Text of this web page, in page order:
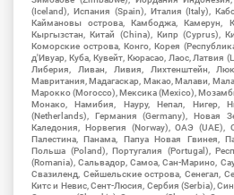
(Iceland), Испания (Spain), Италия (Italy),
Каймановы острова, Камбоджа, Камерун,
Кыргызстан, Китай (China), Кипр (Cyprus),
Коморские острова, Конго, Корея
д'Ивуар, Куба, Кувейт, Кюрасао, Лаос, Латвия
Либерия, Ливан, Ливия, Лихтенштейн,
Мавритания, Мадагаскар, Макао, Малави,
Марокко (Morocco), Мексика (Mexico),
Монако, Намибия, Науру, Непал, Нигер,
(Netherlands), Германия (Germany), Новая
Каледония, Норвегия (Norway), ОАЭ (UAE),
Палестина, Панама, Папуа Новая Гвинея,
Польша (Poland), Португалия (Portugal),
(Romania), Сальвадор, Самоа, Сан-Марино,
Свазиленд, Сейшельские острова, Сенегал,
Китс и Невис, Сент-Люсия, Сербия (Serbia),